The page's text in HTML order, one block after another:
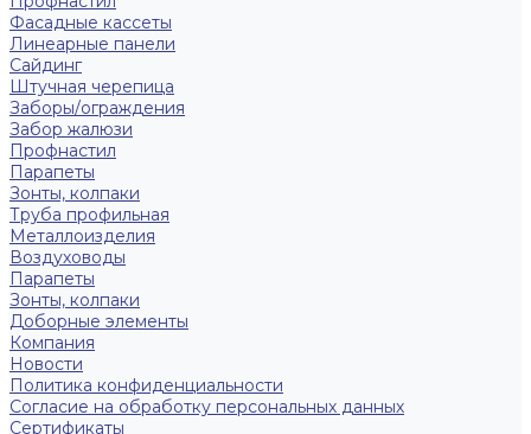
Фасадные кассеты
Линеарные панели
Сайдинг
Штучная черепица
Заборы/ограждения
Забор жалюзи
Профнастил
Парапеты
Зонты, колпаки
Труба профильная
Металлоизделия
Воздуховоды
Парапеты
Зонты, колпаки
Доборные элементы
Компания
Новости
Политика конфиденциальности
Согласие на обработку персональных данных
Сертификаты